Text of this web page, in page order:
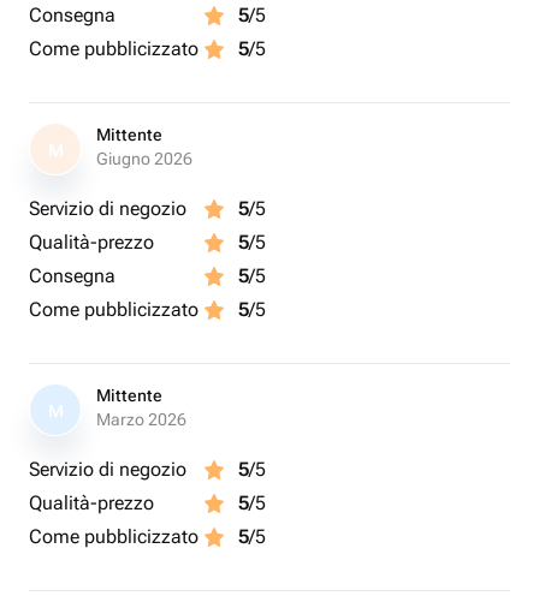
Consegna
5/5
Come pubblicizzato
5/5
M
Mittente
Giugno 2026
Servizio di negozio 5/5
Qualità-prezzo
5/5
Consegna
5/5
Come pubblicizzato
5/5
M
Mittente
Marzo 2026
Servizio di negozio 5/5
Qualità-prezzo
5/5
Come pubblicizzato
5/5